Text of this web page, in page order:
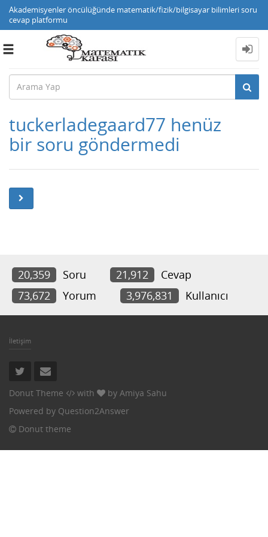
Akademisyenler öncülüğünde matematik/fizik/bilgisayar bilimleri soru
cevap platformu
Toggle
tuckerladegaard77 henüz
bir soru göndermedi
20,359 Soru 21,912
Cevap
73,672
Yorum 3,976,831 Kullanıcı
İletişim
Donut Theme with by Amiya Sahu
Powered by Question2Answer
Donut theme